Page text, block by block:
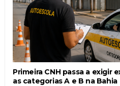
Primeira CNH passa a exigir
as categorias A e B na Bahia